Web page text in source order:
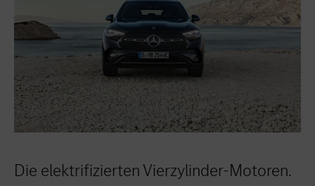
Die elektrifizierten Vierzylinder-Motoren.